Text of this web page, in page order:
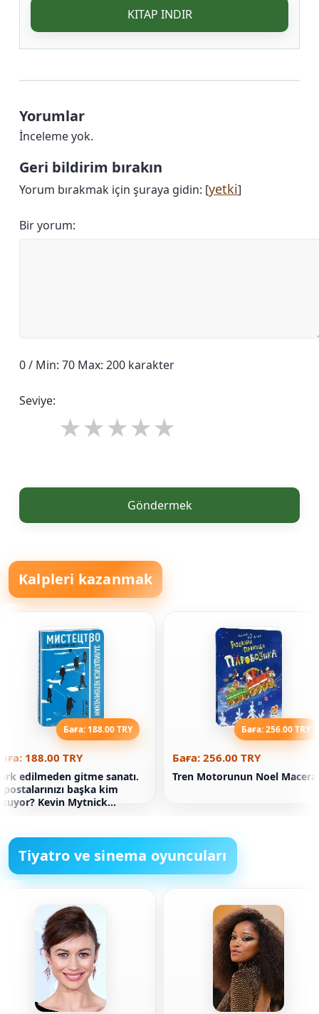
KITAP INDIR
Yorumlar
İnceleme yok.
Geri bildirim bırakın
Yorum bırakmak için şuraya gidin: [yetki]
Bir yorum:
0 / Min: 70 Max: 200 karakter
Seviye:
Göndermek
Kalpleri kazanmak
Баға: 188.00 TRY
188.00 TRY
edilmeden gitme sanatı.
postalarınızı başka kim
Kevin Mytnick
Баға: 256.00 TRY
Баға: 256.00 TRY
Tren Motorunun Noel
Tiyatro ve sinema oyuncuları